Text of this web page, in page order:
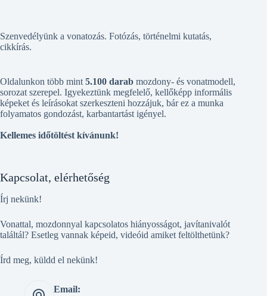
Szenvedélyünk a vonatozás. Fotózás, történelmi kutatás,
cikkírás.
Oldalunkon több mint 5.100 darab mozdony- és vonatmodell,
sorozat szerepel. Igyekeztünk megfelelő, kellőképp informális
képeket és leírásokat szerkeszteni hozzájuk, bár ez a munka
folyamatos gondozást, karbantartást igényel.
Kellemes időtöltést kívánunk!
Kapcsolat, elérhetőség
Írj nekünk!
Vonattal, mozdonnyal kapcsolatos hiányosságot, javítanivalót
találtál? Esetleg vannak képeid, videóid amiket feltölthetünk?
Írd meg, küldd el nekünk!
Email: